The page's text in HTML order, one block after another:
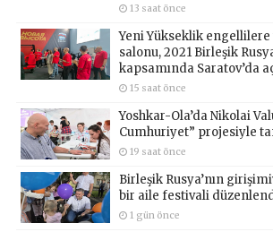
13 saat önce
Yeni Yükseklik
salonu, 2021 Birleşik
kapsamında Saratov’da
15 saat önce
Yoshkar-Ola’da Nikolai
Cumhuriyet” projesiyle
19 saat önce
Birleşik Rusya’nın
bir aile festivali
1 gün önce